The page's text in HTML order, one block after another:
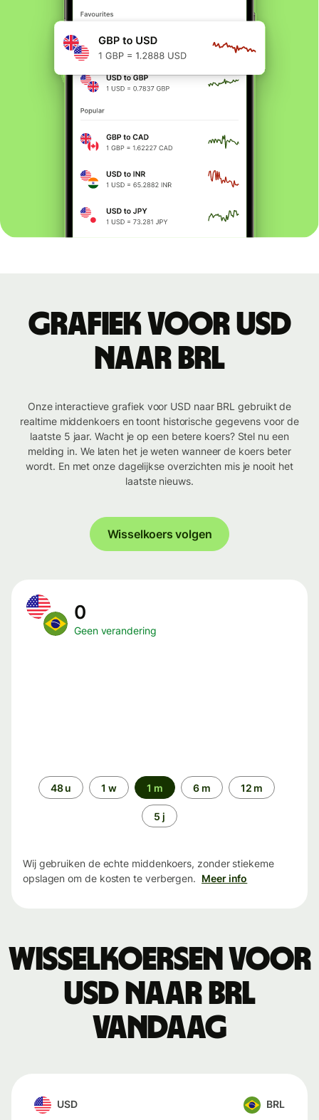
Grafiek voor USD
naar BRL
Onze interactieve grafiek voor USD naar BRL gebruikt de
realtime middenkoers en toont historische gegevens voor de
laatste 5 jaar. Wacht je op een betere koers? Stel nu een
melding in. We laten het je weten wanneer de koers beter
wordt. En met onze dagelijkse overzichten mis je nooit het
laatste nieuws.
Wisselkoers volgen
0
Geen verandering
Periode48 u 1 w 1 m 6 m 12 m
5 j
Wij gebruiken de echte middenkoers, zonder stiekeme
opslagen om de kosten te verbergen. Meer info
Wisselkoersen voor
USD naar BRL
vandaag
USD BRL